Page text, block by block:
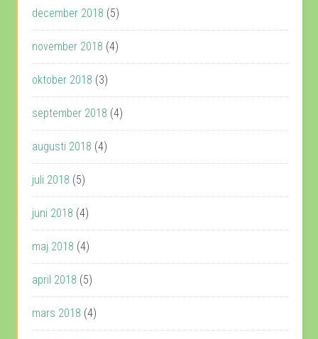
december 2018 (5)
november 2018 (4)
oktober 2018 (3)
september 2018 (4)
augusti 2018 (4)
juli 2018 (5)
juni 2018 (4)
maj 2018 (4)
april 2018 (5)
mars 2018 (4)